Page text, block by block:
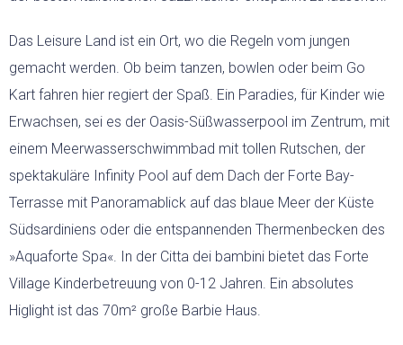
Das Leisure Land ist ein Ort, wo die Regeln vom jungen
gemacht werden. Ob beim tanzen, bowlen oder beim Go
Kart fahren hier regiert der Spaß. Ein Paradies, für Kinder wie
Erwachsen, sei es der Oasis-Süßwasserpool im Zentrum, mit
einem Meerwasserschwimmbad mit tollen Rutschen, der
spektakuläre Infinity Pool auf dem Dach der Forte Bay-
Terrasse mit Panoramablick auf das blaue Meer der Küste
Südsardiniens oder die entspannenden Thermenbecken des
»Aquaforte Spa«. In der Citta dei bambini bietet das Forte
Village Kinderbetreuung von 0-12 Jahren. Ein absolutes
Higlight ist das 70m² große Barbie Haus.